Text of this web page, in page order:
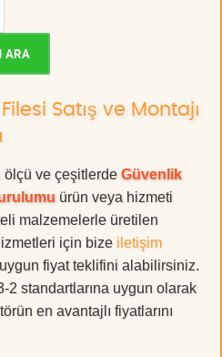
ARA
Satış ve Montajı
ölçü ve çeşitlerde Güvenlik
ürün veya hizmeti
malzemelerle üretilen
için bize iletişim
fiyat teklifini alabilirsiniz.
standartlarına uygun olarak
en avantajlı fiyatlarını